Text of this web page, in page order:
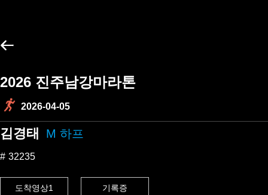
2026 진주남강마라톤
2026-04-05
김경태 M 하프
32235
도착영상1 기록증